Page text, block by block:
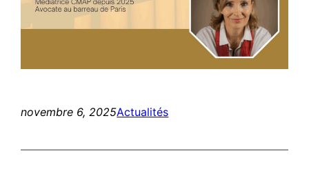
novembre 6, 2025Actualités